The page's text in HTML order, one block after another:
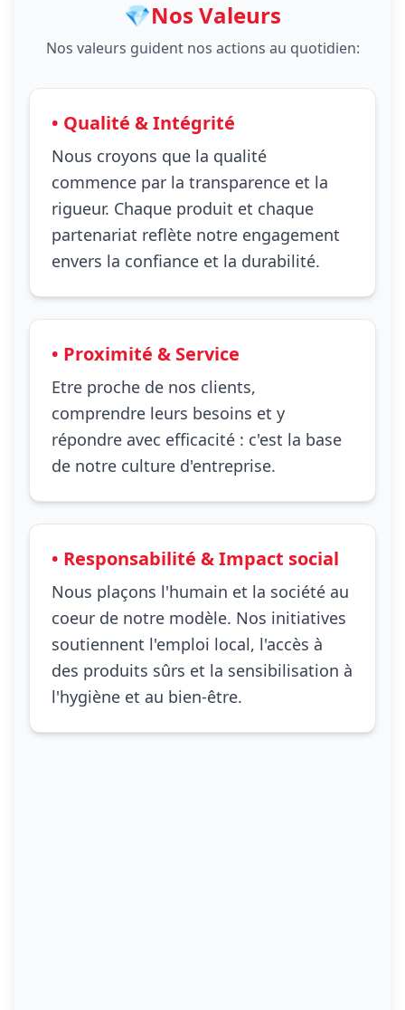
💎Nos Valeurs
Nos valeurs guident nos actions au quotidien:
• Qualité & Intégrité
Nous croyons que la qualité
commence par la transparence et la
rigueur. Chaque produit et chaque
partenariat reflète notre engagement
envers la confiance et la durabilité.
• Proximité & Service
Etre proche de nos clients,
comprendre leurs besoins et y
répondre avec efficacité : c'est la base
de notre culture d'entreprise.
• Responsabilité & Impact social
Nous plaçons l'humain et la société au
coeur de notre modèle. Nos initiatives
soutiennent l'emploi local, l'accès à
des produits sûrs et la sensibilisation à
l'hygiène et au bien-être.